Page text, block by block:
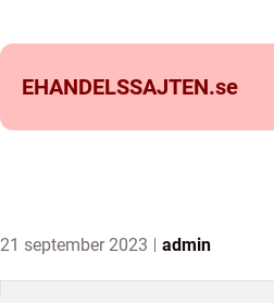
EHANDELSSAJTEN.se
21 september 2023 admin